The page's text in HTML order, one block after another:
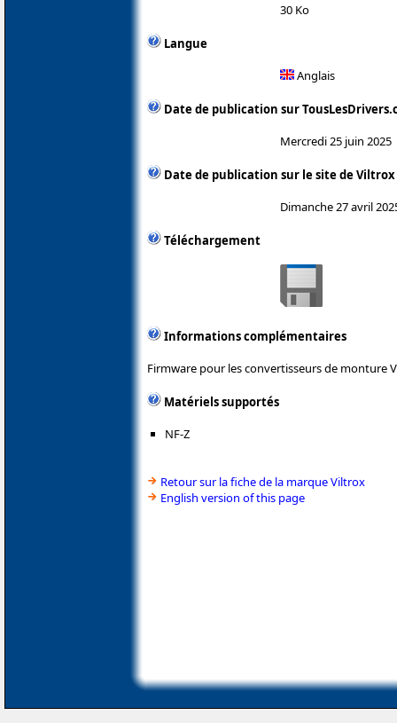
30 Ko
Langue
Anglais
Date de publication sur
Mercredi 25 juin 2025
Date de publication sur le site de Viltrox
Dimanche 27 avril
Téléchargement
Informations complémentaires
Firmware pour les convertisseurs de monture
Matériels supportés
NF-Z
Retour sur la fiche de la marque Viltrox
English version of this page